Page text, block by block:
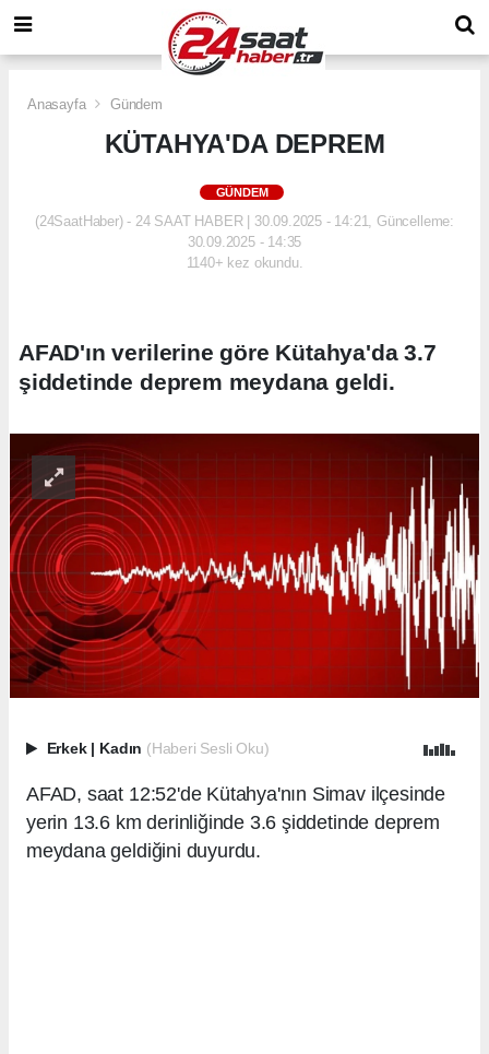
Anasayfa Gündem
KÜTAHYA'DA DEPREM
GÜNDEM
(24SaatHaber) - 24 SAAT HABER | 30.09.2025 - 14:21, Güncelleme:
30.09.2025 - 14:35
1140+ kez okundu.
AFAD'ın verilerine göre Kütahya'da 3.7
şiddetinde deprem meydana geldi.
Erkek Kadın (Haberi Sesli Oku)
AFAD, saat 12:52'de Kütahya'nın Simav ilçesinde
yerin 13.6 km derinliğinde 3.6 şiddetinde deprem
meydana geldiğini duyurdu.